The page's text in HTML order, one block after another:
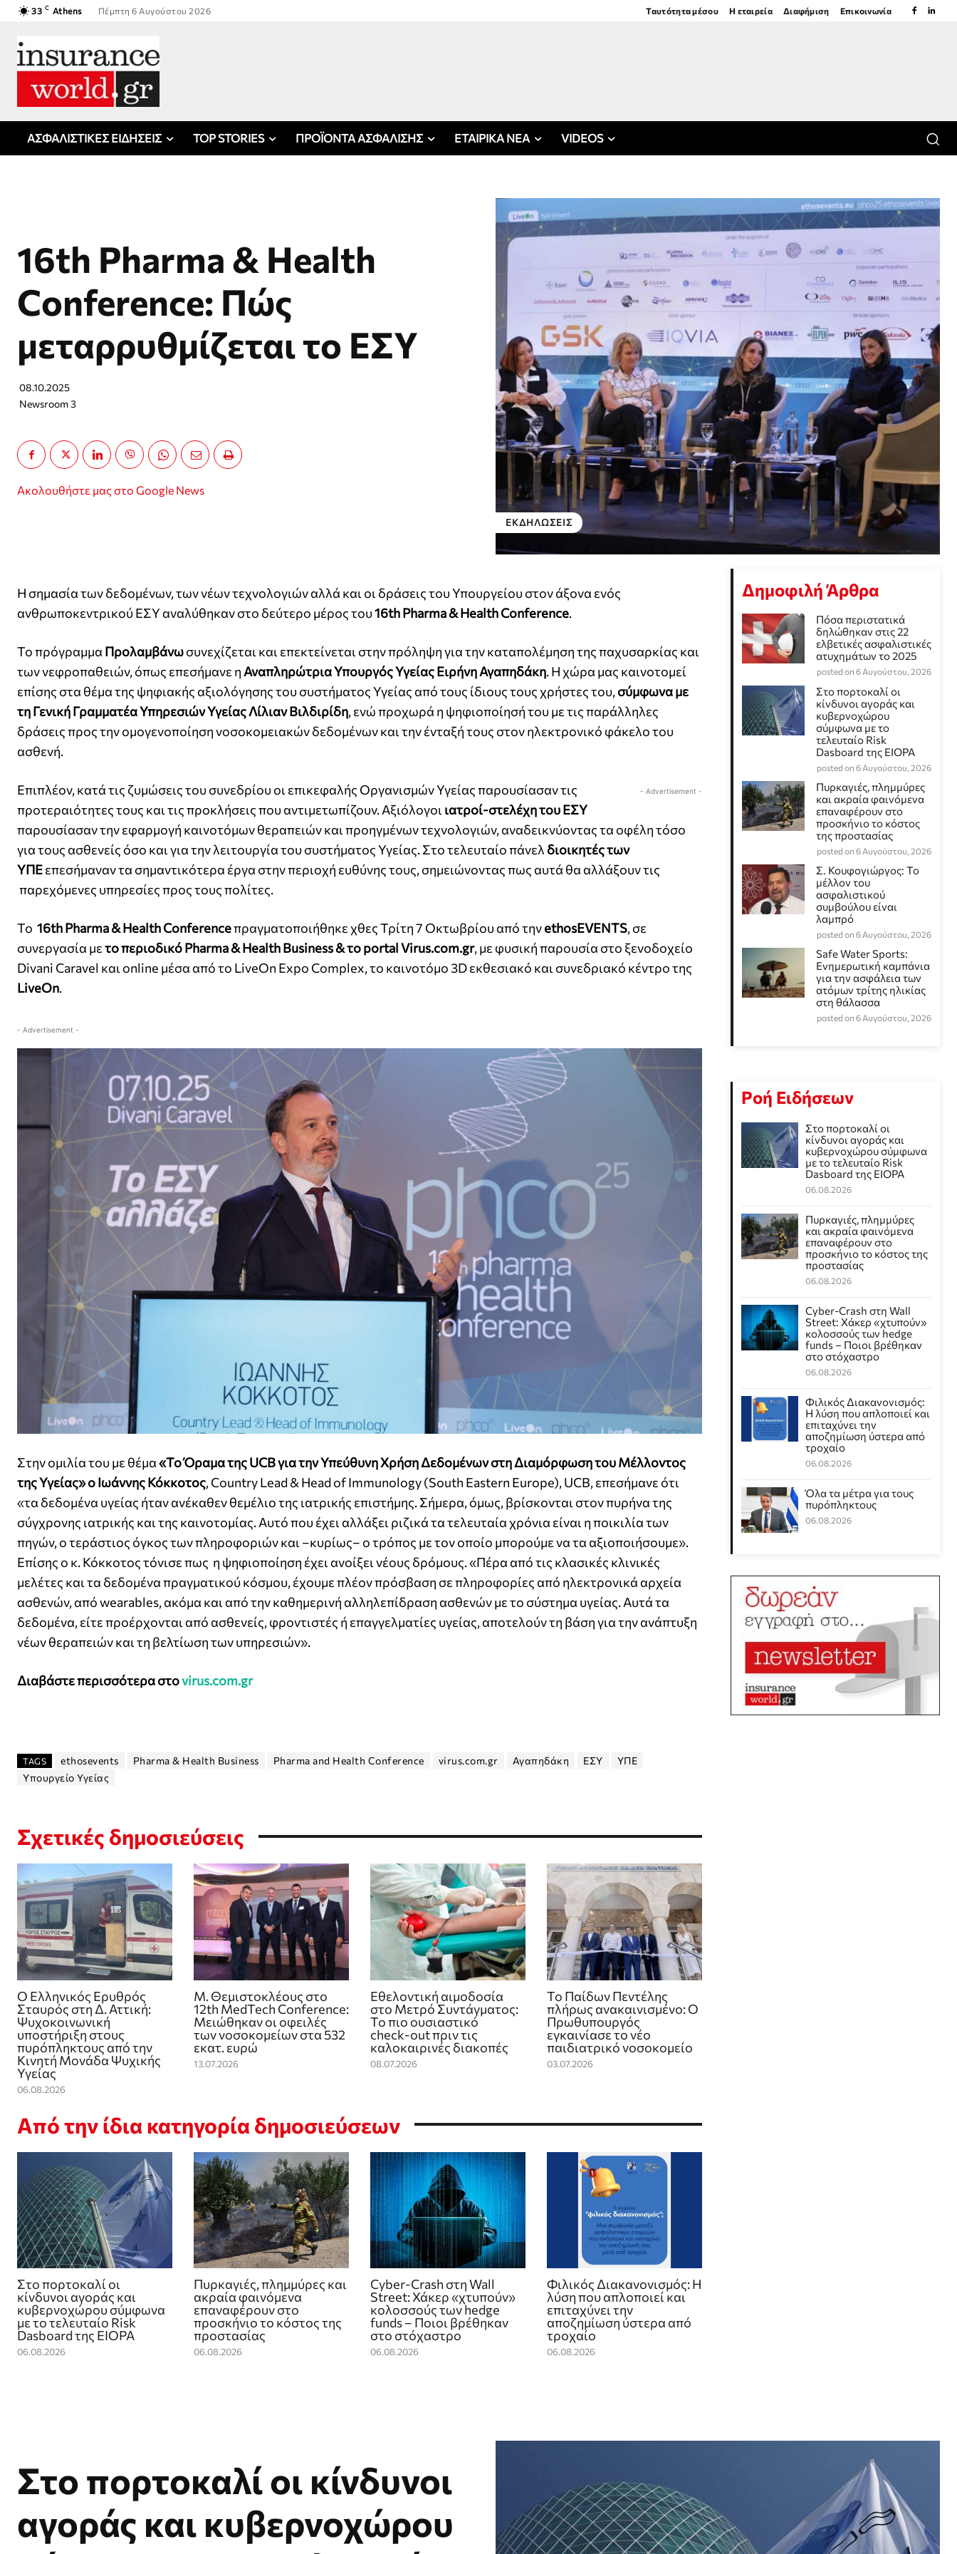
33 C Athens Πέμπτη 6 Αυγούστου 2026 Ταυτότητα μέσου Η εταιρεία Διαφήμιση Επικοινωνία
ΑΣΦΑΛΙΣΤΙΚΕΣ ΕΙΔΗΣΕΙΣ TOP STORIES ΠΡΟΪΟΝΤΑ ΑΣΦΑΛΙΣΗΣ ΕΤΑΙΡΙΚΑ ΝΕΑ VIDEOS
16th Pharma & Health
Conference: Πώς
μεταρρυθμίζεται το ΕΣΥ
08.10.2025
Newsroom 3
Ακολουθήστε μας στο Google News
ΕΚΔΗΛΏΣΕΙΣ
Η σημασία των δεδομένων, των νέων τεχνολογιών αλλά και οι δράσεις του Υπουργείου στον άξονα ενός
ανθρωποκεντρικού ΕΣΥ αναλύθηκαν στο δεύτερο μέρος του16th Pharma & Health Conference.
Το πρόγραμμα Προλαμβάνωσυνεχίζεται και επεκτείνεται στην πρόληψη για την καταπολέμηση της παχυσαρκίας και
των νεφροπαθειών, όπως επεσήμανε ηΑναπληρώτρια Υπουργός Υγείας Ειρήνη Αγαπηδάκη. Η χώρα μας καινοτομεί
επίσης στα θέμα της ψηφιακής αξιολόγησης του συστήματος Υγείας από τους ίδιους τους χρήστες του, σύμφωνα με
τη Γενική Γραμματέα Υπηρεσιών ΥγείαςΛίλιαν Βιλδιρίδη, ενώ προχωρά η ψηφιοποίησή του με τις παράλληλες
δράσεις προς την ομογενοποίηση νοσοκομειακών δεδομένων και την ένταξή τους στον ηλεκτρονικό φάκελο του
ασθενή.
- Advertisement -
Επιπλέον, κατά τις ζυμώσεις του συνεδρίου οι επικεφαλής Οργανισμών Υγείας παρουσίασαν τις
προτεραιότητες τους και τις προκλήσεις που αντιμετωπίζουν. Αξιόλογοι ιατροί-στελέχη του ΕΣΥ
παρουσίασαν την εφαρμογή καινοτόμων θεραπειών και προηγμένων τεχνολογιών, αναδεικνύοντας τα οφέλη τόσο
για τους ασθενείς όσο και για την λειτουργία του συστήματος Υγείας. Στο τελευταίο πάνελ διοικητές των
ΥΠΕεπεσήμαναν τα σημαντικότερα έργα στην περιοχή ευθύνης τους, σημειώνοντας πως αυτά θα αλλάξουν τις
παρεχόμενες υπηρεσίες προς τους πολίτες.
Το 16thPharma&HealthConferenceπραγματοποιήθηκε χθες Τρίτη 7 Οκτωβρίου από τηνethosEVENTS, σε
συνεργασία μετο περιοδικόPharma&HealthBusiness& τοportalVirus.com.gr, με φυσική παρουσία στο ξενοδοχείο
Divani Caravel και online μέσα από το LiveOn Expo Complex, το καινοτόμο 3D εκθεσιακό και συνεδριακό κέντρο της
LiveOn.
- Advertisement -
Στην ομιλία του με θέμα«Το Όραμα τηςUCBγια την Υπεύθυνη Χρήση Δεδομένων στη Διαμόρφωση του Μέλλοντος
της Υγείας» ο Ιωάννης Κόκκοτος, Country Lead & Head of Immunology (South Eastern Europe), UCB, επεσήμανε ότι
«τα δεδομένα υγείας ήταν ανέκαθεν θεμέλιο της ιατρικής επιστήμης. Σήμερα, όμως, βρίσκονται στον πυρήνα της
σύγχρονης ιατρικής και της καινοτομίας. Αυτό που έχει αλλάξει ριζικά τα τελευταία χρόνια είναι η ποικιλία των
πηγών, ο τεράστιος όγκος των πληροφοριών και –κυρίως– ο τρόπος με τον οποίο μπορούμε να τα αξιοποιήσουμε».
Επίσης ο κ. Κόκκοτος τόνισε πως η ψηφιοποίηση έχει ανοίξει νέους δρόμους. «Πέρα από τις κλασικές κλινικές
μελέτες και τα δεδομένα πραγματικού κόσμου, έχουμε πλέον πρόσβαση σε πληροφορίες από ηλεκτρονικά αρχεία
ασθενών, από wearables, ακόμα και από την καθημερινή αλληλεπίδραση ασθενών με το σύστημα υγείας. Αυτά τα
δεδομένα, είτε προέρχονται από ασθενείς, φροντιστές ή επαγγελματίες υγείας, αποτελούν τη βάση για την ανάπτυξη
νέων θεραπειών και τη βελτίωση των υπηρεσιών».
Διαβάστε περισσότερα στοvirus.com.gr
TAGS ethosevents Pharma & Health Business Pharma and Health Conference virus.com.gr Αγαπηδάκη ΕΣΥ
ΥΠΕ
Υπουργείο Υγείας
Σχετικές δημοσιεύσεις
Ο Ελληνικός Ερυθρός
Σταυρός στη Δ. Αττική:
Ψυχοκοινωνική
υποστήριξη στους
πυρόπληκτους από την
Κινητή Μονάδα Ψυχικής
Υγείας
06.08.2026
Μ. Θεμιστοκλέους στο
12th MedTech Conference:
Μειώθηκαν οι οφειλές
των νοσοκομείων στα 532
εκατ. ευρώ
13.07.2026
Εθελοντική αιμοδοσία
στο Μετρό Συντάγματος:
Το πιο ουσιαστικό
check‑out πριν τις
καλοκαιρινές διακοπές
08.07.2026
Το Παίδων Πεντέλης
πλήρως ανακαινισμένο: Ο
Πρωθυπουργός
εγκαινίασε το νέο
παιδιατρικό νοσοκομείο
03.07.2026
Από την ίδια κατηγορία δημοσιεύσεων
Στο πορτοκαλί οι
κίνδυνοι αγοράς και
κυβερνοχώρου σύμφωνα
με το τελευταίο Risk
Dasboard της EIOPA
06.08.2026
Πυρκαγιές, πλημμύρες και
ακραία φαινόμενα
επαναφέρουν στο
προσκήνιο το κόστος της
προστασίας
06.08.2026
Cyber-Crash στη Wall
Street: Χάκερ «χτυπούν»
κολοσσούς των hedge
funds – Ποιοι βρέθηκαν
στο στόχαστρο
06.08.2026
Φιλικός Διακανονισμός: Η
λύση που απλοποιεί και
επιταχύνει την
αποζημίωση ύστερα από
τροχαίο
06.08.2026
Δημοφιλή Άρθρα
Πόσα περιστατικά
δηλώθηκαν στις 22
ελβετικές ασφαλιστικές
ατυχημάτων το 2025
posted on 6 Αυγούστου, 2026
Στο πορτοκαλί οι
κίνδυνοι αγοράς και
κυβερνοχώρου
σύμφωνα με το
τελευταίο Risk
Dasboard της EIOPA
posted on 6 Αυγούστου, 2026
Πυρκαγιές, πλημμύρες
και ακραία φαινόμενα
επαναφέρουν στο
προσκήνιο το κόστος
της προστασίας
posted on 6 Αυγούστου, 2026
Σ. Κουφογιώργος: To
μέλλον του
ασφαλιστικού
συμβούλου είναι
λαμπρό
posted on 6 Αυγούστου, 2026
Safe Water Sports:
Eνημερωτική καμπάνια
για την ασφάλεια των
ατόμων τρίτης ηλικίας
στη θάλασσα
posted on 6 Αυγούστου, 2026
Ροή Ειδήσεων
Στο πορτοκαλί οι
κίνδυνοι αγοράς και
κυβερνοχώρου σύμφωνα
με το τελευταίο Risk
Dasboard της EIOPA
06.08.2026
Πυρκαγιές, πλημμύρες
και ακραία φαινόμενα
επαναφέρουν στο
προσκήνιο το κόστος της
προστασίας
06.08.2026
Cyber-Crash στη Wall
Street: Χάκερ «χτυπούν»
κολοσσούς των hedge
funds – Ποιοι βρέθηκαν
στο στόχαστρο
06.08.2026
Φιλικός Διακανονισμός:
Η λύση που απλοποιεί και
επιταχύνει την
αποζημίωση ύστερα από
τροχαίο
06.08.2026
Όλα τα μέτρα για τους
πυρόπληκτους
06.08.2026